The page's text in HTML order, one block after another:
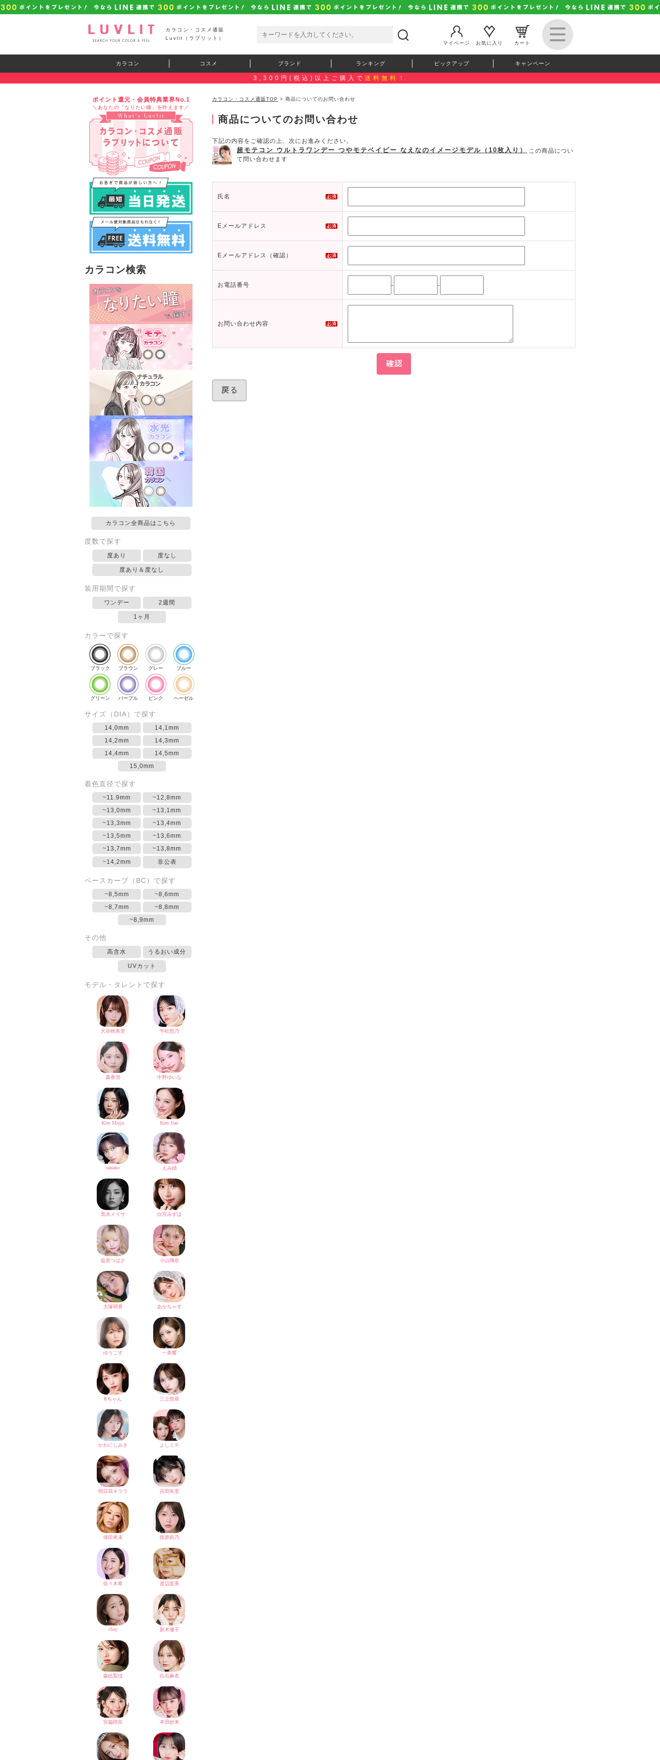
カラコン・コスメ通販
Luvlit（ラブリット）
マイページ
お気に入り カート
カラコン コスメ ブランド ランキング ピックアップ キャンペーン
3,300円(税込)以上ご購入で 送料無料！
ポイント還元・会員特典業界No.1
＼あなたの「なりたい瞳」を叶えます／
カラコン検索
カラコン全商品はこちら
度数で探す
度あり 度なし
度あり＆度なし
装用期間で探す
ワンデー 2週間
1ヶ月
カラーで探す
ブラック ブラウン グレー ブルー
グリーン パープル ピンク ヘーゼル
サイズ（DIA）で探す
14,0mm
14,1mm
14,2mm
14,3mm
14,4mm
14,5mm
15,0mm
着色直径で探す
~11.9mm
~12,8mm
~13,0mm
~13,1mm
~13,3mm
~13,4mm
~13,5mm
~13,6mm
~13,7mm
~13,8mm
~14,2mm
非公表
ベースカーブ（BC）で探す
~8,5mm
~8,6mm
~8,7mm
~8,8mm
~8,9mm
その他
高含水 うるおい成分
UVカット
モデル・タレントで探す
カラコン・コスメ通販TOP > 商品についてのお問い合わせ
商品についてのお問い合わせ
下記の内容をご確認の上、次にお進みください。
超モテコン ウルトラワンデー つやモテベイビー なえなのイメージモデル（10枚入り）
この商品につい
て問い合わせます
氏名
Eメールアドレス
Eメールアドレス（確認）
お電話番号 - -
お問い合わせ内容